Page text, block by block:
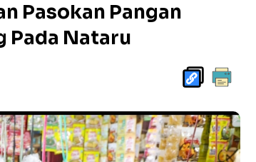
Pasokan Pangan
Pada Nataru